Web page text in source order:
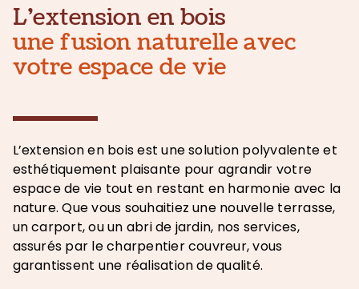
L’extension en bois
une fusion naturelle avec
votre espace de vie
L’extension en bois est une solution polyvalente et
esthétiquement plaisante pour agrandir votre
espace de vie tout en restant en harmonie avec la
nature. Que vous souhaitiez une nouvelle terrasse,
un carport, ou un abri de jardin, nos services,
assurés par le charpentier couvreur, vous
garantissent une réalisation de qualité.